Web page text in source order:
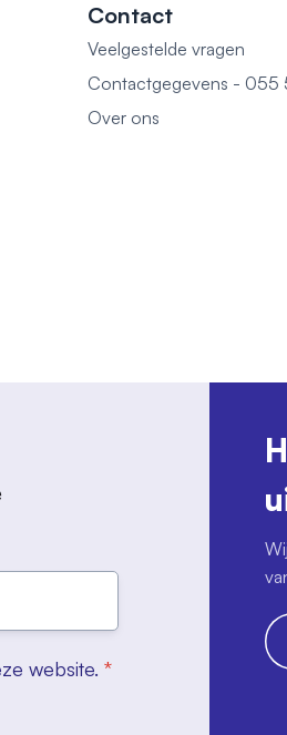
Contact
Veelgestelde vragen
Contactgegevens - 055
Over ons
website. *